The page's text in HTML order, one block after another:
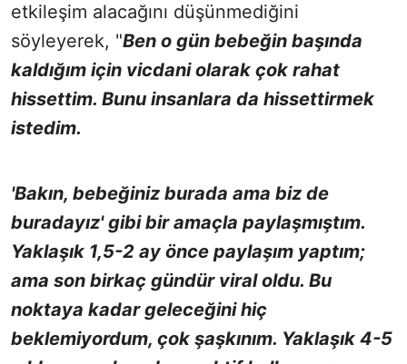
etkileşim alacağını düşünmediğini
söyleyerek, "Ben o gün bebeğin başında
kaldığım için vicdani olarak çok rahat
hissettim. Bunu insanlara da hissettirmek
istedim.
'Bakın, bebeğiniz burada ama biz de
buradayız' gibi bir amaçla paylaşmıştım.
Yaklaşık 1,5-2 ay önce paylaşım yaptım;
ama son birkaç gündür viral oldu. Bu
noktaya kadar geleceğini hiç
beklemiyordum, çok şaşkınım. Yaklaşık 4-5